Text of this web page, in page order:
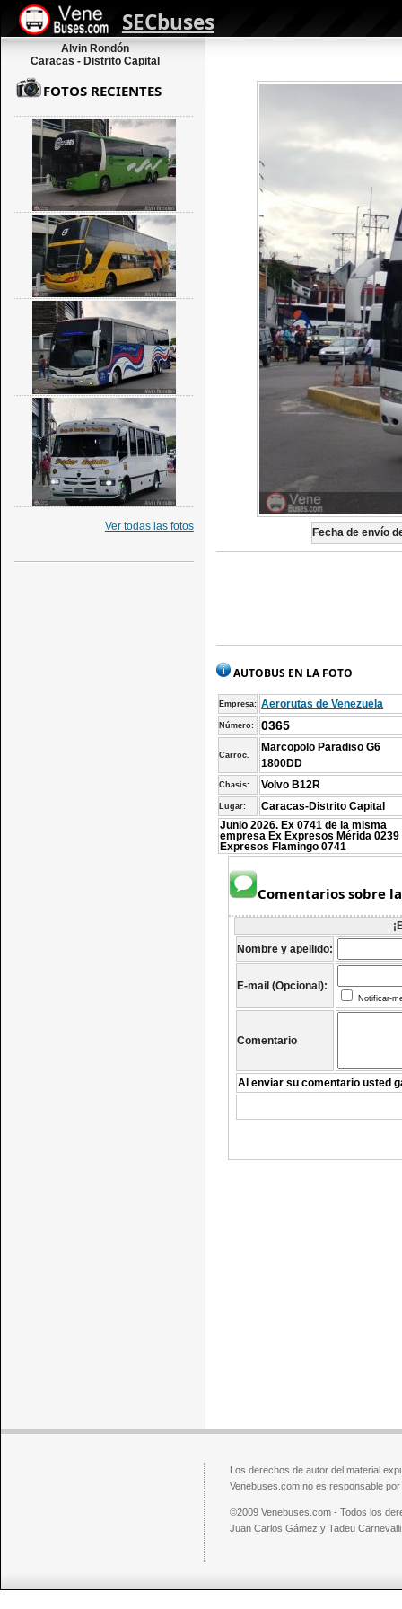
SECbuses
Alvin Rondón
Caracas - Distrito Capital
Fecha de envío
AUTOBUS EN LA FOTO
Empresa: Aerorutas de Venezuela
Número: 0365
Carroc.
Marcopolo Paradiso G6
1800DD
Chasis: Volvo B12R
Lugar:
Caracas-Distrito Capital
Junio 2026. Ex 0741 de la misma
empresa Ex Expresos Mérida 0239
Expresos Flamingo 0741
Comentarios sobre
Nombre y apellido:
E-mail (Opcional):
Notificar-
Comentario
Al enviar su comentario usted
FOTOS RECIENTES
Ver todas las fotos
Los derechos de autor del material
Venebuses.com no es responsable
©2009 Venebuses.com - Todos los
Juan Carlos Gámez y Tadeu Carnevalli